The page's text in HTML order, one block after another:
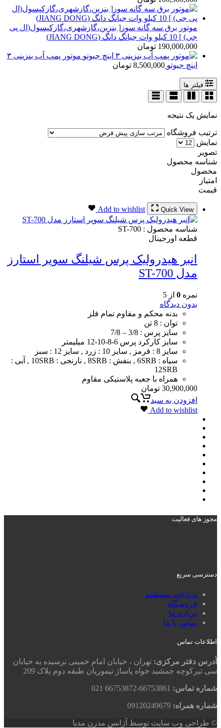
موتور برق سه گانه سوز[ بنزین،گازشهری،گازکپسول(ال پی
جی) ] 10 کیلو وات جیانگ دانگ (JIANG DONG)
190,000,000 تومان
موتور پمپ آب بنزینی ۳
اینچ جیوتو 8,500,000 تومان
فیلتر ها
نمایش یک نتیجه
ترتیب فروشگاه
نمایش
تصویر
شناسه محصول
محصول
امتیاز
قیمت
Quick View
Add to wishlist
شناسه محصول : ST-700
قطعه اورجینال
انبر هیدرولیک پرس شیلنگ سوپر استارز
مدل ST-700
نمره 0 از 5
بدون دیدگاه
بدنه محکم و مقاوم تمام فلز
توان : 8 تن
سایز پرس : 3/8 – 7/8
سایز کارکرد پرس 6-8-10-12 میلیمتر
سایز 8 : قرمز , سایز 10 : زرد , سایز 12 : سبز
سیاه : 6SRB , بنفش : 8SRB , نارنجی : 10SRB , آبی :
12SRB
همراه با جعبه پلاستیکی مقاوم
30,900,000 تومان
افزودن به سبد
Add to wishlist
مجوز های فعالیت
دسترسی سریع
پرداخت مستقیم
فروشگاه
درباره ما
تماس با ما
اطلاعات تماس
آدرس دفتر مرکزی: تهران ، خیابان امام خمینی نرسیده به خیابان
سی تیرکوچه جمشید خواه پاساژ تیموریان طبقه دوم پلاک 209
شماره تماس:
شماره همراه:
© طراحی وب سایت توسط آژانس مدرن مدیا